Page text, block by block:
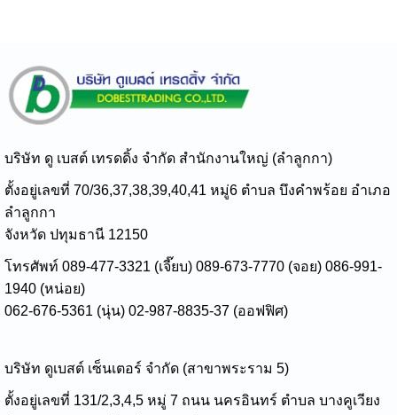
บริษัท ดู เบสต์ เทรดดิ้ง จำกัด สำนักงานใหญ่ (ลำลูกกา)
ตั้งอยู่เลขที่ 70/36,37,38,39,40,41 หมู่6 ตำบล บึงคำพร้อย อำเภอ
ลำลูกกา
จังหวัด ปทุมธานี 12150
โทรศัพท์ 089-477-3321 (เจี๊ยบ) 089-673-7770 (จอย) 086-991-
1940 (หน่อย)
062-676-5361 (นุ่น) 02-987-8835-37 (ออฟฟิศ)
บริษัท ดูเบสต์ เซ็นเตอร์ จำกัด (สาขาพระราม 5)
ตั้งอยู่เลขที่ 131/2,3,4,5 หมู่ 7 ถนน นครอินทร์ ตำบล บางคูเวียง